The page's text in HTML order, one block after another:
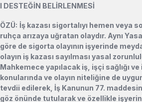
l DESTEĞİN BELİRLENMESİ
ÖZÜ: İş kazası sigortalıyı hemen veya
ruhça arızaya uğratan olaydır. Aynı
göre de sigorta olayının işyerinde
olayın iş kazası sayılması yasal
Mahkemece yapılacak iş , işçi sağlığı ve i
konularında ve olayın niteliğine de
tevdii edilerek, İş Kanunun 77.
göz önünde tutularak ve özellikle iş